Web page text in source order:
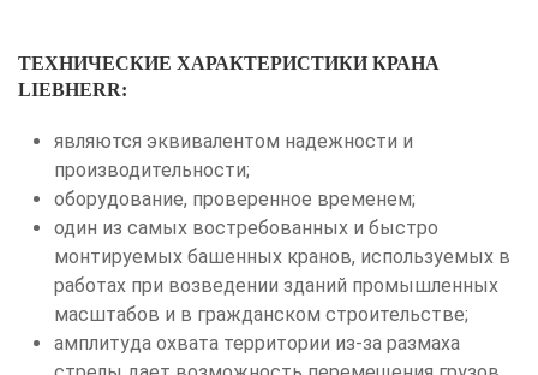
ТЕХНИЧЕСКИЕ ХАРАКТЕРИСТИКИ КРАНА
LIEBHERR:
являются эквивалентом надежности и
производительности;
оборудование, проверенное временем;
один из самых востребованных и быстро
монтируемых башенных кранов, используемых в
работах при возведении зданий промышленных
масштабов и в гражданском строительстве;
амплитуда охвата территории из-за размаха